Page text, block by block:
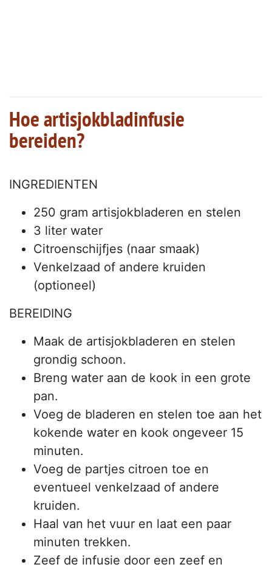
Hoe artisjokbladinfusie
bereiden?
INGREDIENTEN
250 gram artisjokbladeren en stelen
3 liter water
Citroenschijfjes (naar smaak)
Venkelzaad of andere kruiden
(optioneel)
BEREIDING
Maak de artisjokbladeren en stelen
grondig schoon.
Breng water aan de kook in een grote
pan.
Voeg de bladeren en stelen toe aan het
kokende water en kook ongeveer 15
minuten.
Voeg de partjes citroen toe en
eventueel venkelzaad of andere
kruiden.
Haal van het vuur en laat een paar
minuten trekken.
Zeef de infusie door een zeef en